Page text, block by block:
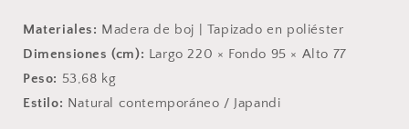
Materiales: Madera de boj | Tapizado en poliéster
Dimensiones (cm): Largo 220 × Fondo 95 × Alto 77
Peso: 53,68 kg
Estilo: Natural contemporáneo / Japandi